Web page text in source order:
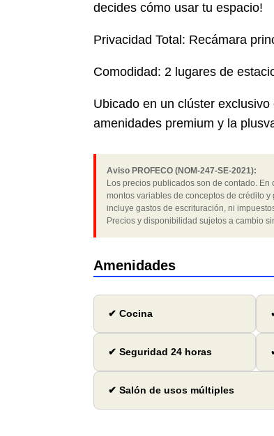
decides cómo usar tu espacio!
Privacidad Total: Recámara
Comodidad: 2 lugares de
Ubicado en un clúster
amenidades premium y la
Aviso PROFECO (NOM-247-SE-2021):
Los precios publicados son de contado.
montos variables de conceptos de crédito
incluye gastos de escrituración, ni
Precios y disponibilidad sujetos a cambio
Amenidades
✔ Cocina
✔ Seguridad 24 horas
✔ Salón de usos múltiples